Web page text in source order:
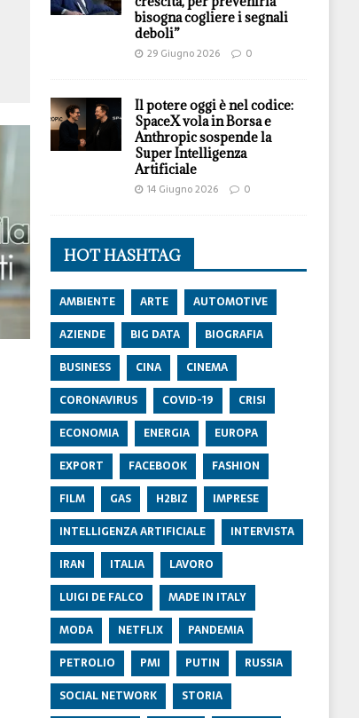
bisogna cogliere i segnali
deboli”
29 Giugno 2026 0
Il potere oggi è nel codice:
SpaceX vola in Borsa e
Anthropic sospende la
Super Intelligenza
Artificiale
14 Giugno 2026 0
HOT HASHTAG
AMBIENTE ARTE
AUTOMOTIVE
AZIENDE
BIG DATA
BIOGRAFIA
BUSINESS
CINA
CINEMA
CORONAVIRUS
COVID-19
CRISI
ECONOMIA
ENERGIA
EUROPA
EXPORT
FACEBOOK
FASHION
FILM
GAS H2BIZ
IMPRESE
INTELLIGENZA ARTIFICIALE
INTERVISTA
IRAN
ITALIA
LAVORO
LUIGI DE FALCO
MADE IN ITALY
MODA
NETFLIX
PANDEMIA
PETROLIO
PMI PUTIN
RUSSIA
SOCIAL NETWORK
STORIA